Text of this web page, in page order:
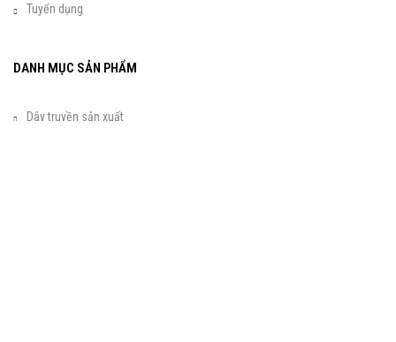
Tuyển dụng
DANH MỤC SẢN PHẨM
Dây truyền sản xuất